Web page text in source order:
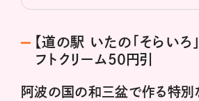
【道の駅 いたの「そらいろ」
フトクリーム50円引
阿波の国の和三盆で作る特別